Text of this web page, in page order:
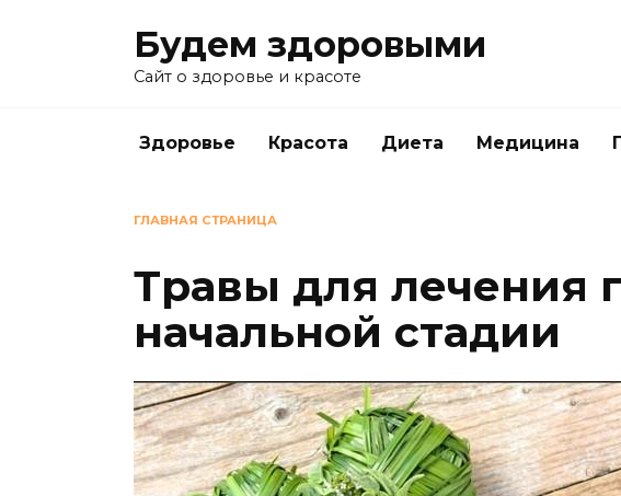
Будем здоровыми
Сайт о здоровье и красоте
Здоровье Красота Диета Медицина
ГЛАВНАЯ СТРАНИЦА
Травы для лечения
начальной стадии